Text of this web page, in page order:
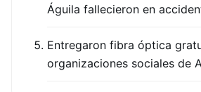
Águila fallecieron en
Entregaron fibra óptica
organizaciones sociales de